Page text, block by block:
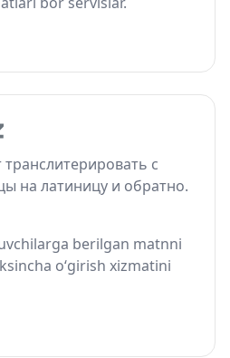
с
на латиницу и обратно.
berilgan matnni
o‘girish xizmatini